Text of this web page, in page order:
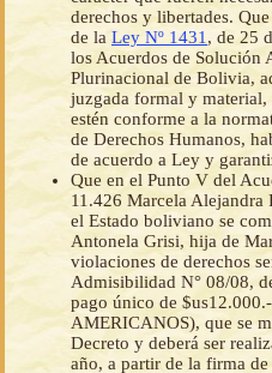
derechos y libertades.
de la Ley Nº 1431 , de 25
los Acuerdos de Solución
Plurinacional de Bolivia,
juzgada formal y material,
estén conforme a la
de Derechos Humanos,
de acuerdo a Ley y
Que en el Punto V del
11.426 Marcela Alejandra
el Estado boliviano se
Antonela Grisi, hija de
violaciones de derechos
Admisibilidad N° 08/08,
pago único de
AMERICANOS), que se
Decreto y deberá ser
año, a partir de la firma